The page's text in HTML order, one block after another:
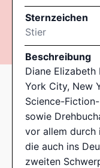
Sternzeichen
Stier
Beschreibung
Diane Elizabeth
York City, New
Science-
sowie
vor allem durch
die auch ins
zweiten